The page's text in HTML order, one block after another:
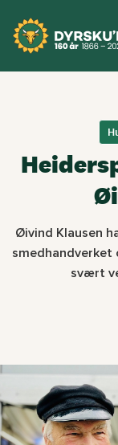
Øivind Klausen
smedhandverket
svært